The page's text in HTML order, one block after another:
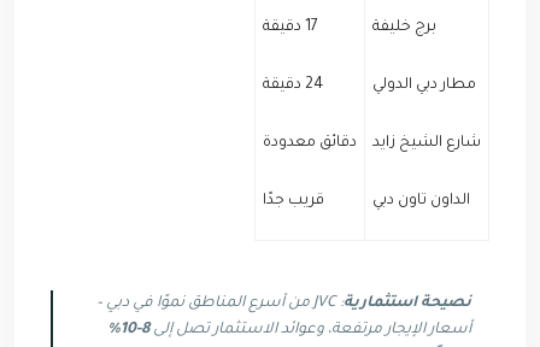
برج خليفة 17 دقيقة
مطار دبي الدولي 24 دقيقة
شارع الشيخ زايد دقائق معدودة
الداون تاون دبي قريب جدًا
نصيحة استثمارية
: JVC من أسرع المناطق نموًا في دبي –
أسعار الإيجار مرتفعة، وعوائد الاستثمار تصل إلى
8-10%